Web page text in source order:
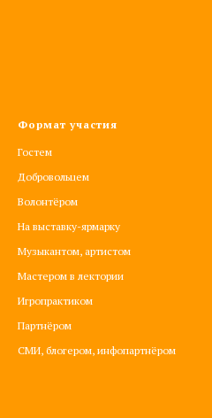
Формат участия
Гостем
Добровольцем
Волонтёром
На выставку-ярмарку
Музыкантом, артистом
Мастером в лектории
Игропрактиком
Партнёром
СМИ, блогером, инфопартнёром